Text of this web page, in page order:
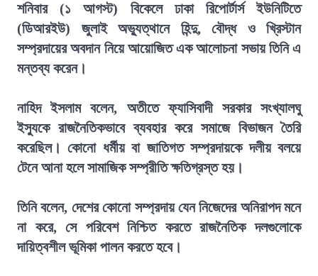
শনিবার (১ আগস্ট) বিকেলে ঢাকা রিপোর্টার্স ইউনিটিতে
(ডিআরইউ) জুলাই অভ্যুত্থানে হিন্দু, বৌদ্ধ ও খ্রিস্টান
সম্প্রদায়ের অবদান নিয়ে আয়োজিত এক আলোচনা সভায় তিনি এ
মন্তব্য করেন।
নাহিদ ইসলাম বলেন, অতীতে ফ্যাসিবাদী সরকার সংখ্যালঘু
ইস্যুকে রাজনৈতিকভাবে ব্যবহার করে সমাজে বিভাজন তৈরি
করেছিল। কোনো ধর্মীয় বা জাতিগত সম্প্রদায়কে দলীয় বলয়ে
টেনে আনা হলে সামাজিক সম্প্রীতি ক্ষতিগ্রস্ত হয়।
তিনি বলেন, দেশের কোনো সম্প্রদায় যেন নিজেদের অনিরাপদ মনে
না করে, সে পরিবেশ নিশ্চিত করতে রাজনৈতিক দলগুলোকে
দায়িত্বশীল ভূমিকা পালন করতে হবে।